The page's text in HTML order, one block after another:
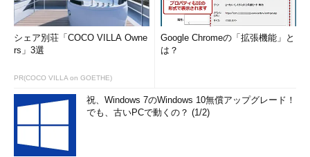
ない。
Windows 10ではWindows 7からのアップグレードパスも用意
されているが、Windows 7の初期のころに導入されていたデバイ
なデバイス）などに対しては、デバイスドライバなどが提供され
ないこともある。アップグレードしてもそのまま使えるかどう
か、ベンダーのWebサイトなどでよく確認しておく必要がある。
Windows OSをアップグレードすると、デバイスドライバは基
シェア別荘「COCO VILLA Owne
rs」3選
PR(COCO VILLA on GOETHE)
Google Chromeの「拡張機能」と
は？
祝、Windows 7のWindows 10無償アップグレード！
でも、古いPCで動くの？ (1/2)